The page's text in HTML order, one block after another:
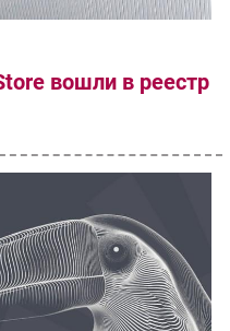
вошли в реестр